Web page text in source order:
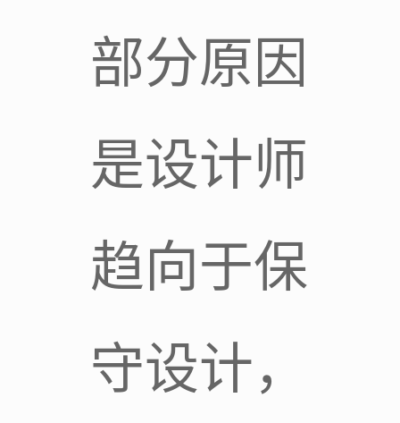
部分原因
是设计师
趋向于保
守设计，